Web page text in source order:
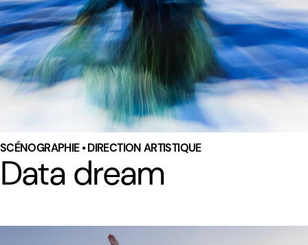
SCÉNOGRAPHIE • DIRECTION ARTISTIQUE
Data dream